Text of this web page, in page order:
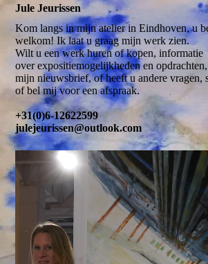
Jule Jeurissen
Kom langs in mijn atelier in Eindhoven, u
welkom! Ik laat u graag mijn werk zien.
Wilt u een werk huren of kopen, informatie
over expositiemogelijkheden en
mijn nieuwsbrief, of heeft u andere vragen,
of bel mij voor een afspraak.
+31(0)6-12622599
julejeurissen@outlook.com